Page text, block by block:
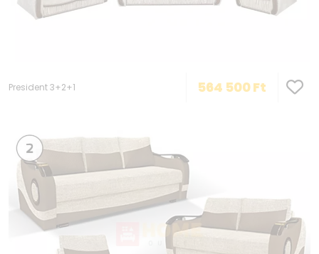
President 3+2+1 564 500Ft